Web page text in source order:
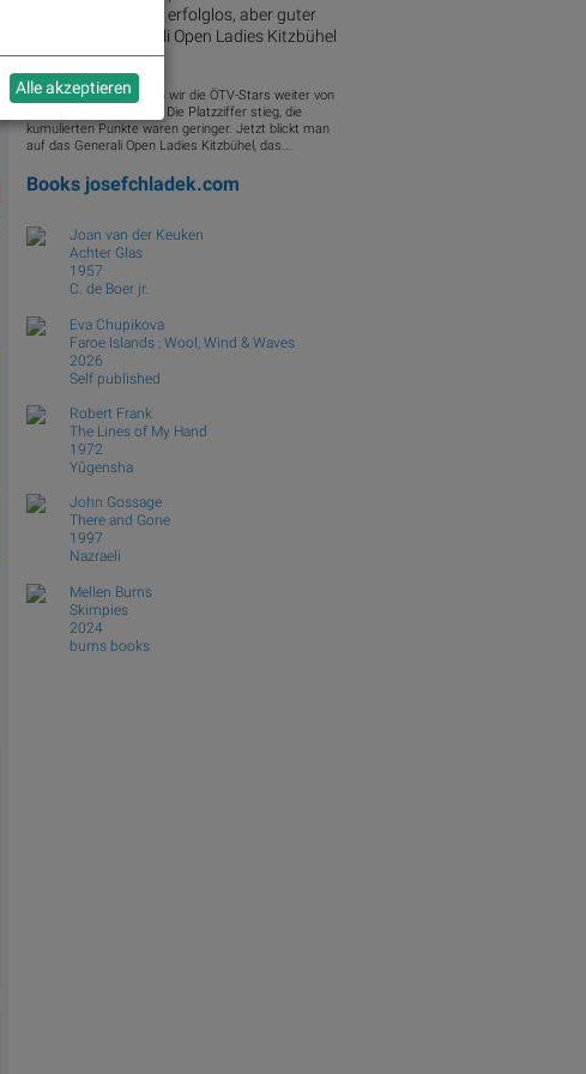
Woche 28 ziemlich erfolglos, aber guter
Start in die Generali Open Ladies Kitzbühel
jetzt
In Woche 28 entfernten wir die ÖTV-Stars weiter von
ihren Bestwerten 2026. Die Platzziffer stieg, die
kumulierten Punkte waren geringer. Jetzt blickt man
auf das Generali Open Ladies Kitzbühel, das...
Books josefchladek.com
Joan van der Keuken
Achter Glas
1957
C. de Boer jr.
Eva Chupikova
Faroe Islands ; Wool, Wind & Waves
2026
Self published
Robert Frank
The Lines of My Hand
1972
Yūgensha
John Gossage
There and Gone
1997
Nazraeli
Mellen Burns
Skimpies
2024
burns books
Alle akzeptieren